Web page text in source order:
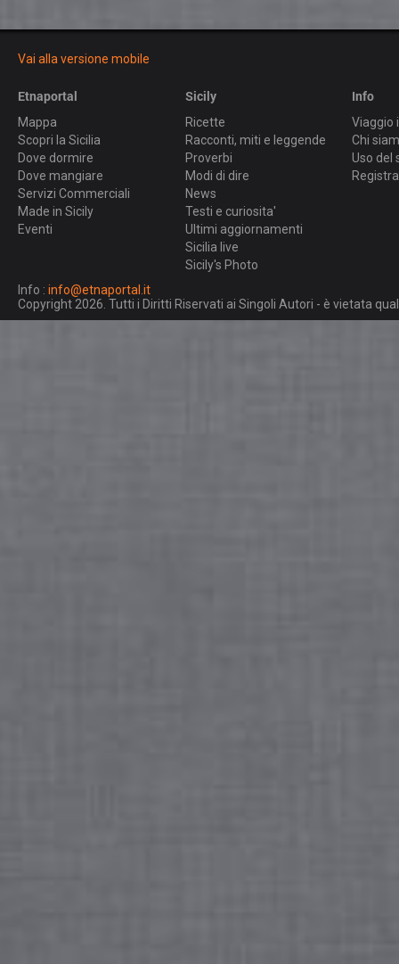
Vai alla versione mobile
Etnaportal
Mappa
Scopri la Sicilia
Dove dormire
Dove mangiare
Servizi Commerciali
Made in Sicily
Eventi
Sicily
Ricette
Racconti, miti e leggende
Proverbi
Modi di dire
News
Testi e curiosita'
Ultimi aggiornamenti
Sicilia live
Sicily's Photo
Info
Viaggio
Chi
Uso del
Info : info@etnaportal.it
Copyright 2026. Tutti i Diritti Riservati ai Singoli Autori - è vietata